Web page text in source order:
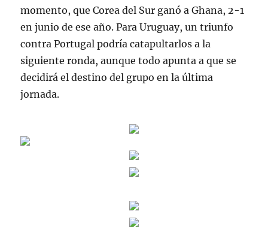
momento, que Corea del Sur ganó a Ghana, 2-1
en junio de ese año. Para Uruguay, un triunfo
contra Portugal podría catapultarlos a la
siguiente ronda, aunque todo apunta a que se
decidirá el destino del grupo en la última
jornada.